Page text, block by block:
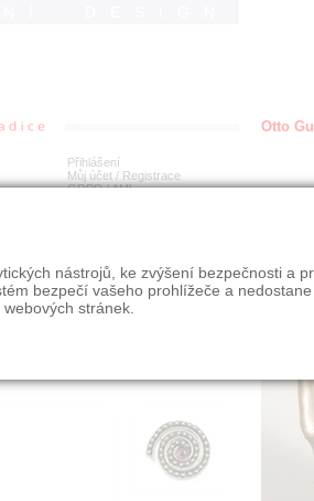
Přihlášení
Můj účet / Registrace
GDPR/AML
Otto
nástrojů, ke zvýšení bezpečnosti a
bezpečí vašeho prohlížeče a nedostane
stránek.